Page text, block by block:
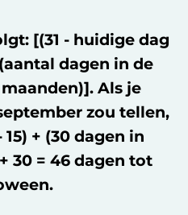
[(31 - huidige dag
dagen in de
Als je
zou tellen,
+ (30 dagen in
30 = 46 dagen tot